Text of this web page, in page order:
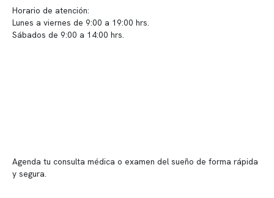
Horario de atención:
Lunes a viernes de 9:00 a 19:00 hrs.
Sábados de 9:00 a 14:00 hrs.
Agenda tu consulta médica o examen del sueño de forma rápida
y segura.